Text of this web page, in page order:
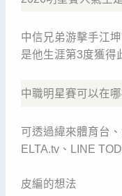
中信兄弟游擊手江
是他生涯第3度獲得
中職明星賽可以在
可透過緯來體育台
ELTA.tv、LINE
皮編的想法